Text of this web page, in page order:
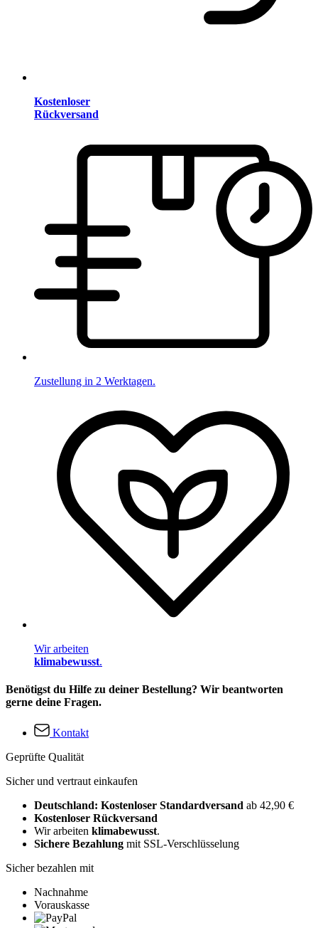
Kostenloser
Rückversand
Zustellung in 2 Werktagen.
Wir arbeiten
klimabewusst.
Benötigst du Hilfe zu deiner Bestellung? Wir beantworten
gerne deine Fragen.
Kontakt
Geprüfte Qualität
Sicher und vertraut einkaufen
Deutschland: Kostenloser Standardversand ab 42,90 €
Kostenloser Rückversand
Wir arbeiten klimabewusst.
Sichere Bezahlung mit SSL-Verschlüsselung
Sicher bezahlen mit
Nachnahme
Vorauskasse